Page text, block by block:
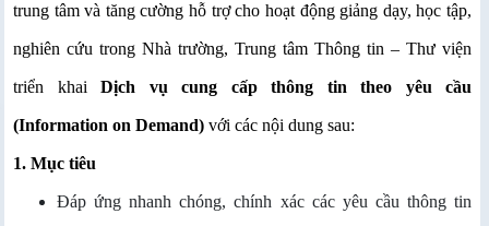
trung tâm và tăng cường hỗ trợ cho hoạt động giảng dạy, học tập,
nghiên cứu trong Nhà trường, Trung tâm Thông tin – Thư viện
triển khai Dịch vụ cung cấp thông tin theo yêu cầu
(Information on Demand) với các nội dung sau:
1. Mục tiêu
Đáp ứng nhanh chóng, chính xác các yêu cầu thông tin